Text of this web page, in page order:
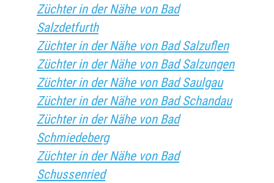
Züchter in der Nähe von Bad
Salzdetfurth
Züchter in der Nähe von Bad Salzuflen
Züchter in der Nähe von Bad Salzungen
Züchter in der Nähe von Bad Saulgau
Züchter in der Nähe von Bad Schandau
Züchter in der Nähe von Bad
Schmiedeberg
Züchter in der Nähe von Bad
Schussenried